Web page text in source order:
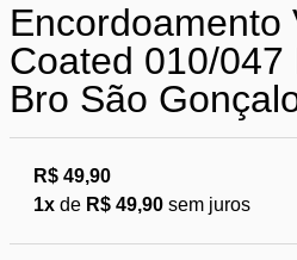
Encordoamento
Coated 010/047
Bro São
R$ 49,90
1x de R$ 49,90 sem juros